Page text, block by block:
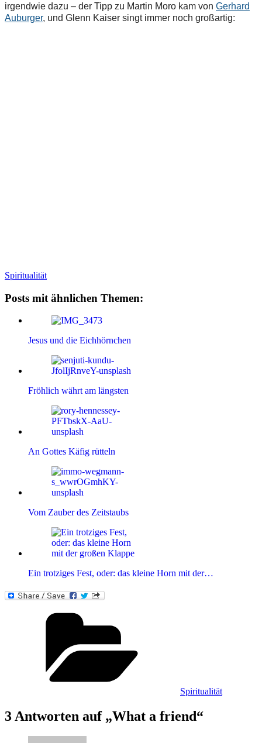
irgendwie dazu – der Tipp zu Martin Moro kam von Gerhard
Auburger, und Glenn Kaiser singt immer noch großartig:
Spiritualität
Posts mit ähnlichen Themen:
Jesus und die Eichhörnchen
Fröhlich währt am längsten
An Gottes Käfig rütteln
Vom Zauber des Zeitstaubs
Ein trotziges Fest, oder: das kleine Horn mit der…
Spiritualität
3 Antworten auf „What a friend“